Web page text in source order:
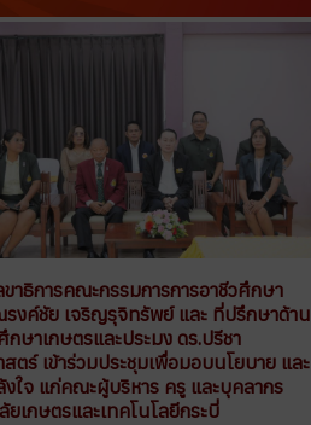
ขาธิการคณะกรรมการการอาชีวศึกษา
งค์ชัย เจริญรุจิทรัพย์ และ ที่ปรึกษาด้าน
กษาเกษตรและประมง ดร.ปรีชา
สตร์ เข้าร่วมประชุมเพื่อมอบนโยบาย และ
งใจ แก่คณะผู้บริหาร ครู และบุคลากร
ยเกษตรและเทคโนโลยีกระบี่